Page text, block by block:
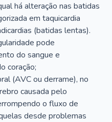
há alteração nas batidas
em taquicardia
(batidas lentas).
pode
do sangue e
coração;
(AVC ou derrame), no
causada pelo
o fluxo de
desde problemas